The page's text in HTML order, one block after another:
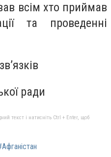
всім хто приймав
та проведенні
ради
текст і натисніть Ctrl + Enter, щоб